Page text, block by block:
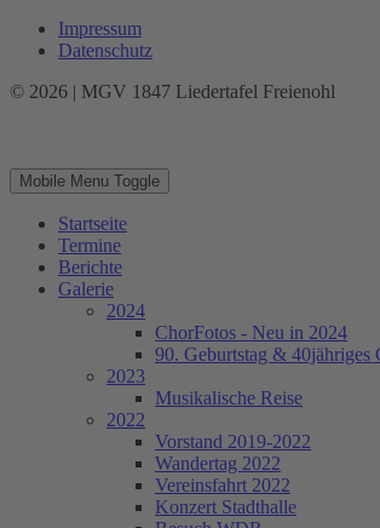
Impressum
Datenschutz
© 2026 | MGV 1847 Liedertafel Freienohl
Mobile Menu Toggle
Startseite
Termine
Berichte
Galerie
2024
ChorFotos - Neu in 2024
90. Geburtstag & 40jähriges
2023
Musikalische Reise
2022
Vorstand 2019-2022
Wandertag 2022
Vereinsfahrt 2022
Konzert Stadthalle